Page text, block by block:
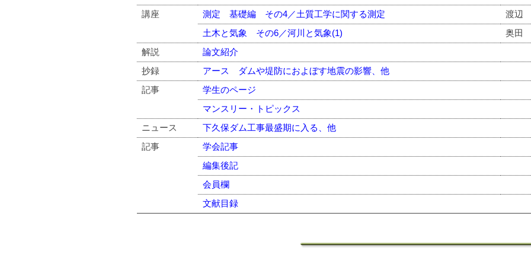
講座 測定 基礎編 その4／土質工学に関する測定
渡辺
土木と気象 その6／河川と気象(1)
奥田
解説
論文紹介
抄録
アース ダムや堤防におよぼす地震の影響、他
記事
学生のページ
マンスリー・トピックス
ニュース
下久保ダム工事最盛期に入る、他
記事
学会記事
編集後記
会員欄
文献目録